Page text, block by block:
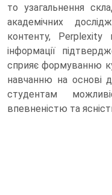
то узагальнення
академічних
контенту,
інформації
сприяє формуванню
навчанню на основі
студентам
впевненістю та